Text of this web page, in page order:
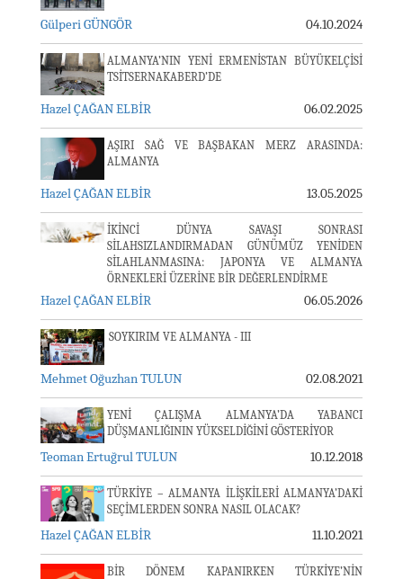
Gülperi GÜNGÖR 04.10.2024
ALMANYA’NIN YENİ ERMENİSTAN BÜYÜKELÇİSİ
TSİTSERNAKABERD’DE
Hazel ÇAĞAN ELBİR 06.02.2025
AŞIRI SAĞ VE BAŞBAKAN MERZ ARASINDA:
ALMANYA
Hazel ÇAĞAN ELBİR 13.05.2025
İKİNCİ DÜNYA SAVAŞI SONRASI
SİLAHSIZLANDIRMADAN GÜNÜMÜZ YENİDEN
SİLAHLANMASINA: JAPONYA VE ALMANYA
ÖRNEKLERİ ÜZERİNE BİR DEĞERLENDİRME
Hazel ÇAĞAN ELBİR 06.05.2026
SOYKIRIM VE ALMANYA - III
Mehmet Oğuzhan TULUN 02.08.2021
YENİ ÇALIŞMA ALMANYA’DA YABANCI
DÜŞMANLIĞININ YÜKSELDİĞİNİ GÖSTERİYOR
Teoman Ertuğrul TULUN 10.12.2018
TÜRKİYE – ALMANYA İLİŞKİLERİ ALMANYA’DAKİ
SEÇİMLERDEN SONRA NASIL OLACAK?
Hazel ÇAĞAN ELBİR 11.10.2021
BİR DÖNEM KAPANIRKEN TÜRKİYE’NİN